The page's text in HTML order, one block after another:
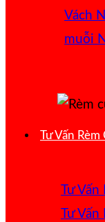
Vách
muỗi
Tư Vấn Rèm
Tư
Tư